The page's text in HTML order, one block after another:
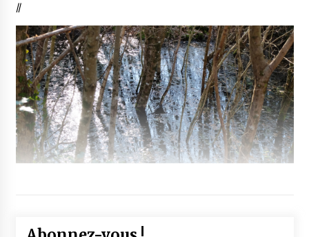
//